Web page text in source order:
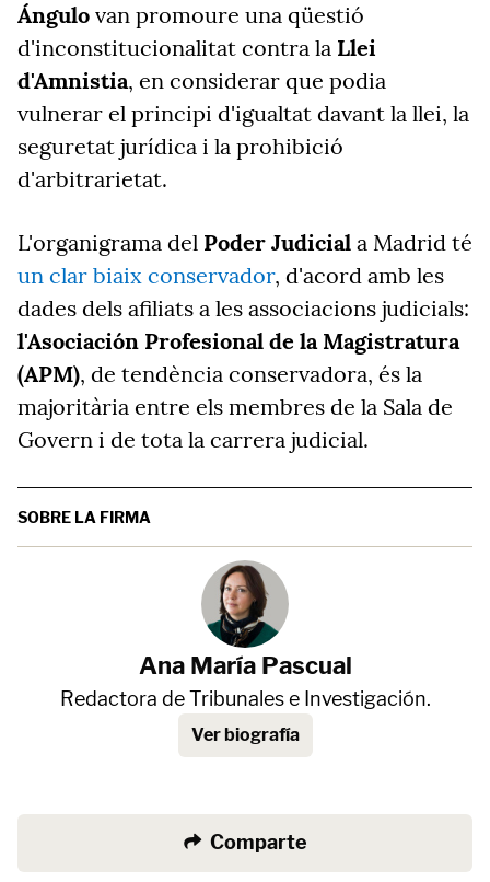
Ángulo van promoure una qüestió
d'inconstitucionalitat contra la Llei
d'Amnistia, en considerar que podia
vulnerar el principi d'igualtat davant la llei, la
seguretat jurídica i la prohibició
d'arbitrarietat.
L'organigrama del Poder Judicial a Madrid té
un clar biaix conservador, d'acord amb les
dades dels afiliats a les associacions judicials:
l'Asociación Profesional de la Magistratura
(APM), de tendència conservadora, és la
majoritària entre els membres de la Sala de
Govern i de tota la carrera judicial.
SOBRE LA FIRMA
Ana María Pascual
Redactora de Tribunales e Investigación.
Ver biografía
Comparte